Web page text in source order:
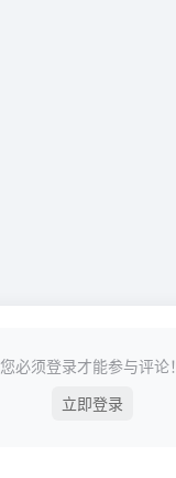
您必须登录才能参与评论！
立即登录